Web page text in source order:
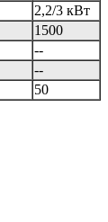
2,2/3 кВт
1500
--
--
50